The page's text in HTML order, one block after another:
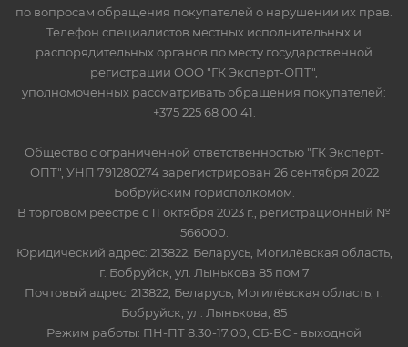
по вопросам обращения покупателей о нарушении их прав.
Телефон специалистов местных исполнительных и
распорядительных органов по месту государственной
регистрации ООО "ГК Эксперт-ОПТ",
уполномоченных рассматривать обращения покупателей:
+375 225 68 00 41.
Общество с ограниченной ответственностью "ГК Эксперт-
ОПТ", УНП 791280274 зарегистрирован 26 сентября 2022
Бобруйским горисполкомом.
В торговом реестре с 11 октября 2023 г., регистрационный №
566000.
Юридический адрес: 213822, Беларусь, Могилёвская область,
г. Бобруйск, ул. Лынькова 85 пом 7
Почтовый адрес: 213822, Беларусь, Могилёвская область, г.
Бобруйск, ул. Лынькова, 85
Режим работы: ПН-ПТ 8.30-17.00, СБ-ВС - выходной